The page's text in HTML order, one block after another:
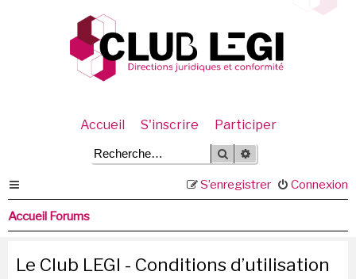
Accueil S'inscrire Participer
Rechercher
Connexion
S’enregistrer
Accueil Forums
Le Club LEGI - Conditions d’utilisation